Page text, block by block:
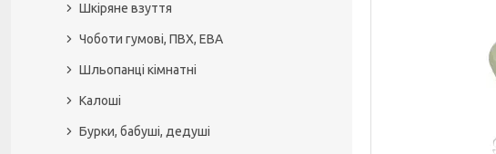
Шкіряне взуття
Чоботи гумові, ПВХ, ЕВА
Шльопанці кімнатні
Калоші
Бурки, бабуші, дедуші